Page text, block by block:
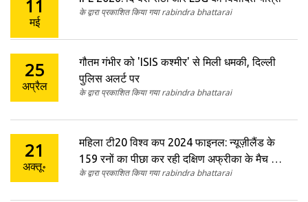
11
मई
के द्वारा प्रकाशित किया गया rabindra bhattarai
25
अप्रैल
गौतम गंभीर को 'ISIS कश्मीर' से मिली धमकी, दिल्ली
पुलिस अलर्ट पर
के द्वारा प्रकाशित किया गया rabindra bhattarai
21
अक्तू॰
महिला टी20 विश्व कप 2024 फाइनल: न्यूज़ीलैंड के
159 रनों का पीछा कर रही दक्षिण अफ्रीका के मैच का
जीवंत वर्णन
के द्वारा प्रकाशित किया गया rabindra bhattarai